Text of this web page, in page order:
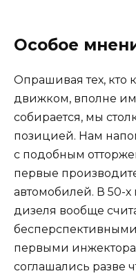
Особое
Опрашивая тех, кто
движком, вполне им
собирается, мы
позицией. Нам
с подобным
первые
автомобилей. В 50-х
дизеля вообще
первыми
соглашались разве